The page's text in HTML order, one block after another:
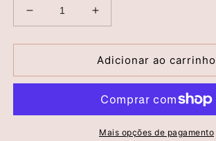
Diminuir
a
quantidade
Casaco
com
Aumentar
a
quantidade
de
Casaco
Reversível
com
Corpo
Adicionar ao carrinho
Mais opções de pagamento